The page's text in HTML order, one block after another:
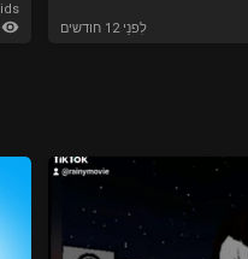
לִפנֵי 12 חודשים